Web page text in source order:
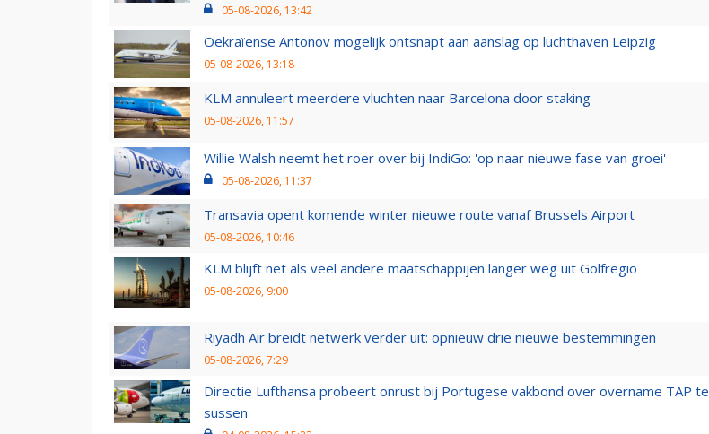
05-08-2026, 13:42
Oekraïense Antonov mogelijk ontsnapt aan aanslag op luchthaven Leipzig
05-08-2026, 13:18
KLM annuleert meerdere vluchten naar Barcelona door staking
05-08-2026, 11:57
Willie Walsh neemt het roer over bij IndiGo: 'op naar nieuwe fase van groei'
05-08-2026, 11:37
Transavia opent komende winter nieuwe route vanaf Brussels Airport
05-08-2026, 10:46
KLM blijft net als veel andere maatschappijen langer weg uit Golfregio
05-08-2026, 9:00
Riyadh Air breidt netwerk verder uit: opnieuw drie nieuwe bestemmingen
05-08-2026, 7:29
Directie Lufthansa probeert onrust bij Portugese vakbond over overname TAP te
sussen